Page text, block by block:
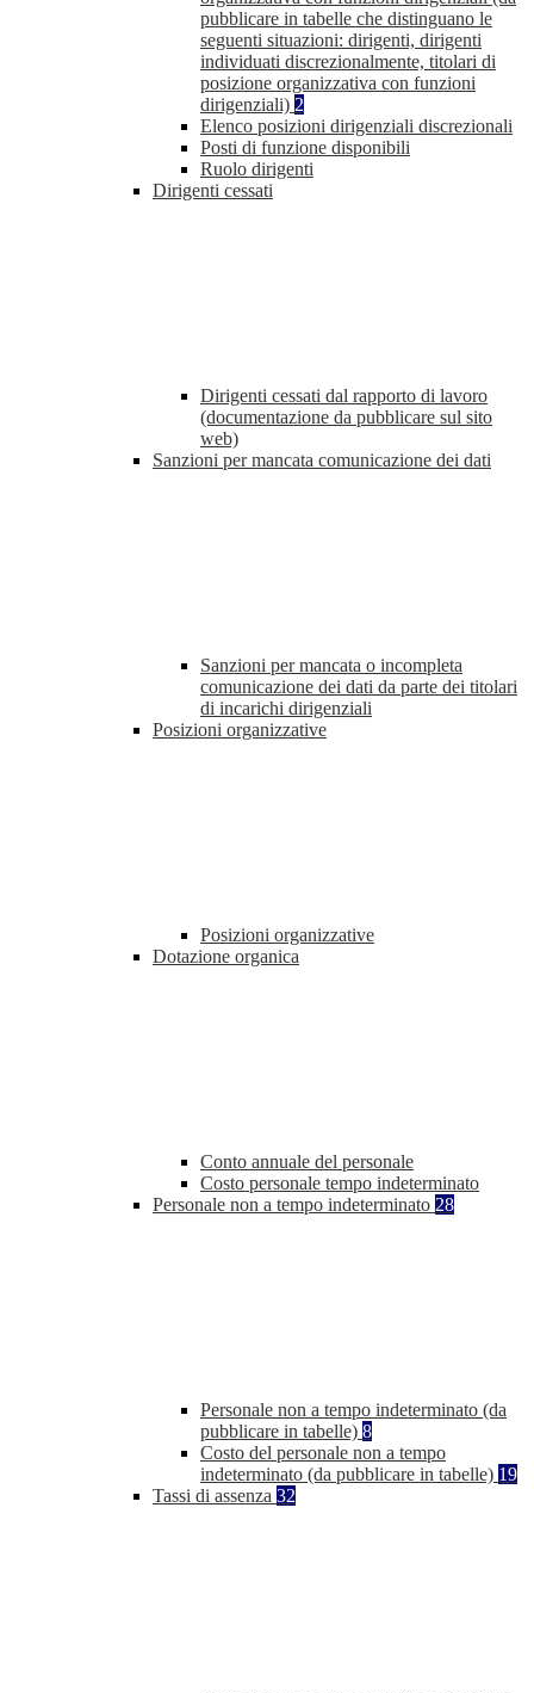
pubblicare in tabelle che distinguano le
seguenti situazioni: dirigenti, dirigenti
individuati discrezionalmente, titolari di
posizione organizzativa con funzioni
dirigenziali) 2
Elenco posizioni dirigenziali discrezionali
Posti di funzione disponibili
Ruolo dirigenti
Dirigenti cessati
Dirigenti cessati dal rapporto di lavoro
(documentazione da pubblicare sul sito
web)
Sanzioni per mancata comunicazione dei dati
Sanzioni per mancata o incompleta
comunicazione dei dati da parte dei titolari
di incarichi dirigenziali
Posizioni organizzative
Posizioni organizzative
Dotazione organica
Conto annuale del personale
Costo personale tempo indeterminato
Personale non a tempo indeterminato 28
Personale non a tempo indeterminato (da
pubblicare in tabelle) 8
Costo del personale non a tempo
indeterminato (da pubblicare in tabelle) 19
Tassi di assenza 32